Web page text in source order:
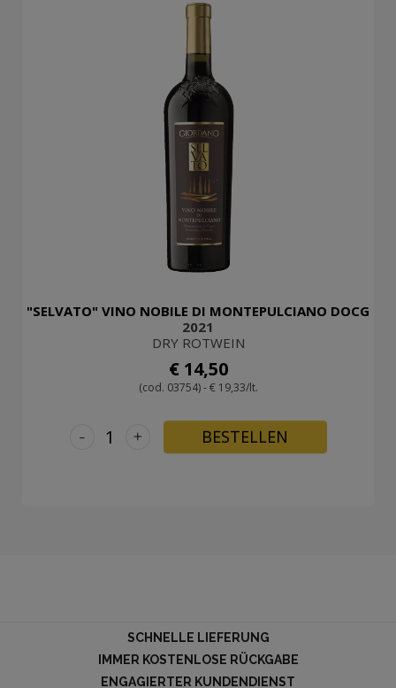
"SELVATO" VINO NOBILE DI MONTEPULCIANO DOCG
2021
DRY ROTWEIN
€ 14,50
(cod. 03754) - € 19,33/lt.
+
- BESTELLEN
SCHNELLE LIEFERUNG
IMMER KOSTENLOSE RÜCKGABE
ENGAGIERTER KUNDENDIENST